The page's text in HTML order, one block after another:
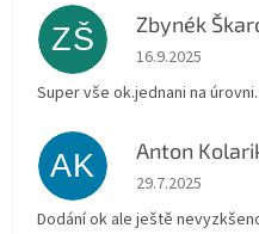
ZŠ Zbynék
Hodnocení
16.9.2025
Super vše ok.jednani na úrovni..
AK Anton
Hodnocení
29.7.2025
Dodání ok ale ještě